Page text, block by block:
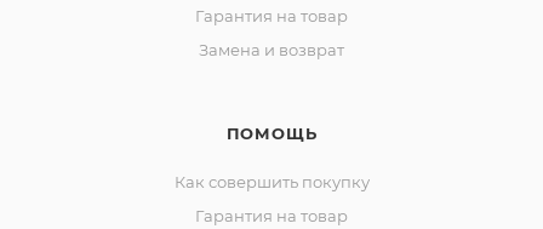
Гарантия на товар
Замена и возврат
ПОМОЩЬ
Как совершить покупку
Гарантия на товар